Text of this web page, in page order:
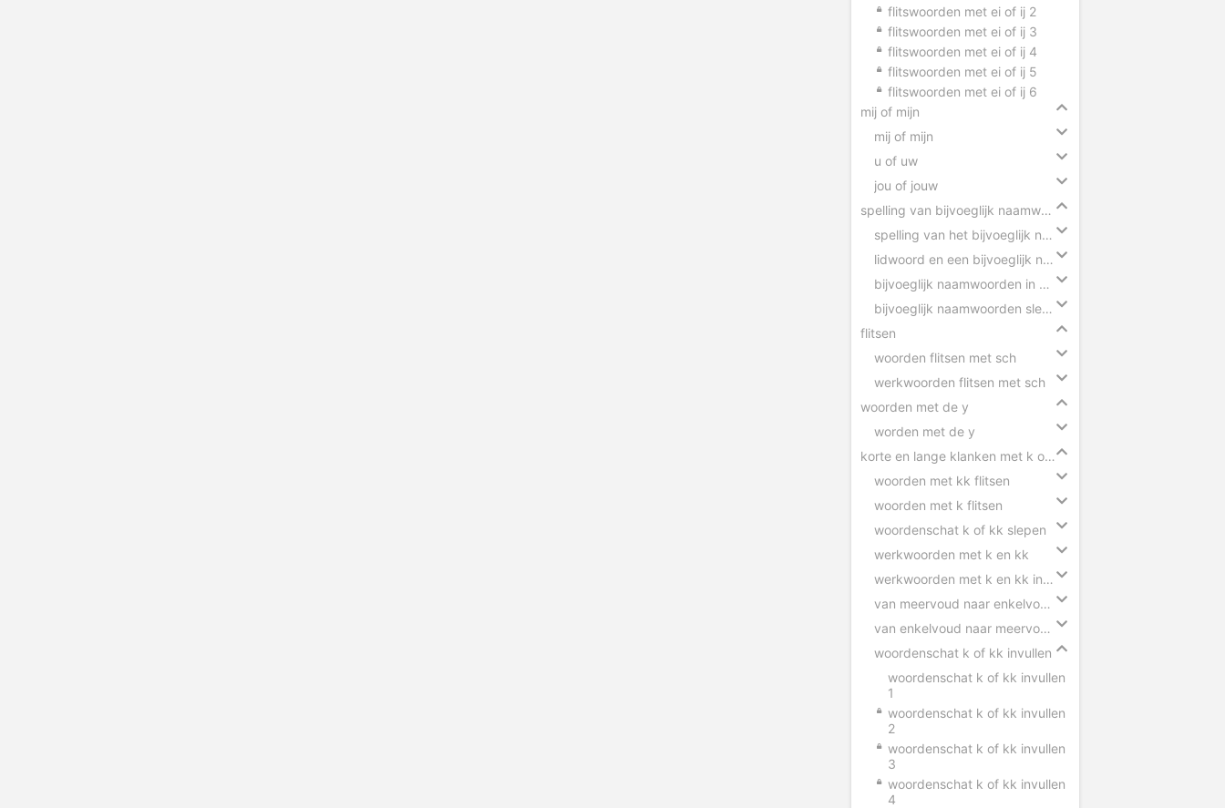
flitswoorden met ei of ij 2
flitswoorden met ei of ij 3
flitswoorden met ei of ij 4
flitswoorden met ei of ij 5
flitswoorden met ei of ij 6
mij of mijn
mij of mijn
u of uw
jou of jouw
spelling van bijvoeglijk naamwoorden
spelling van het bijvoeglijk naamwoord
lidwoord en een bijvoeglijk naamwoord
bijvoeglijk naamwoorden in zinnen
bijvoeglijk naamwoorden slepen
flitsen
woorden flitsen met sch
werkwoorden flitsen met sch
woorden met de y
worden met de y
korte en lange klanken met k of kk
woorden met kk flitsen
woorden met k flitsen
woordenschat k of kk slepen
werkwoorden met k en kk
werkwoorden met k en kk invullen
van meervoud naar enkelvoud k en kk
van enkelvoud naar meervoud k en kk
woordenschat k of kk invullen
woordenschat k of kk invullen
1
woordenschat k of kk invullen
2
woordenschat k of kk invullen
3
woordenschat k of kk invullen
4